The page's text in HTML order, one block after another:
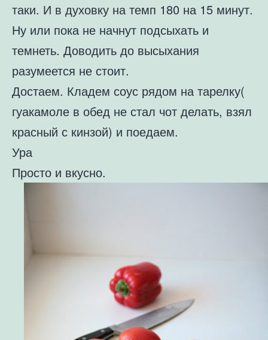
таки. И в духовку на темп 180 на 15 минут.
Ну или пока не начнут подсыхать и
темнеть. Доводить до высыхания
разумеется не стоит.
Достаем. Кладем соус рядом на тарелку(
гуакамоле в обед не стал чот делать, взял
красный с кинзой) и поедаем.
Ура
Просто и вкусно.